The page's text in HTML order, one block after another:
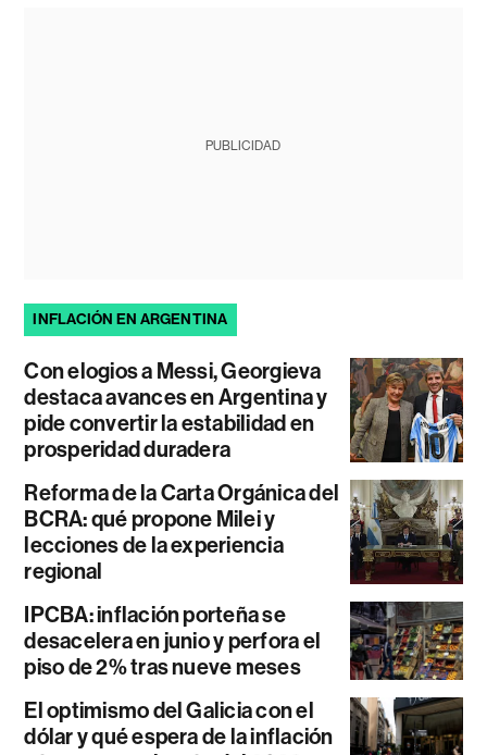
PUBLICIDAD
INFLACIÓN EN ARGENTINA
Con elogios a Messi, Georgieva
destaca avances en Argentina y
pide convertir la estabilidad en
prosperidad duradera
Reforma de la Carta Orgánica del
BCRA: qué propone Milei y
lecciones de la experiencia
regional
IPCBA: inflación porteña se
desacelera en junio y perfora el
piso de 2% tras nueve meses
El optimismo del Galicia con el
dólar y qué espera de la inflación